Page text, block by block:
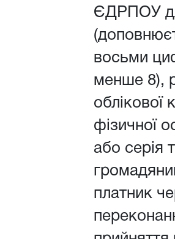
ЄДРПОУ
восьми
менше 8),
облікової
фізичної
або серія
платник